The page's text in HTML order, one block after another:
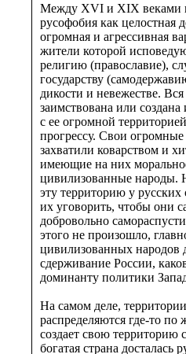
Между XVI и XIX веками
русофобия как целостная
огромная и агрессивная
жители которой
религию (православие),
государству
дикости и невежестве. Вся
заимствована или
с ее огромной
прогрессу. Свои
захватили коварством и
имеющие на них
цивилизованные народы.
эту территорию у русских
их уговорить, чтобы они
добровольно
этого не произошло,
цивилизованных народов
сдерживание России,
доминанту политики
На самом деле,
распределяются где-то
создает свою территорию
богатая страна досталась